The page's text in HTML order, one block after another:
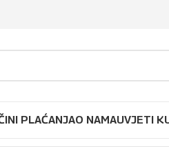
PLAĆANJAO NAMAUVJETI